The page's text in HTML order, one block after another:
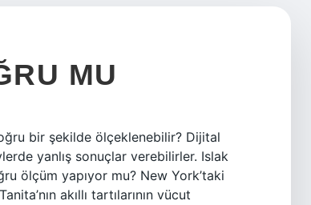
MU
bir şekilde ölçeklenebilir? Dijital
yanlış sonuçlar verebilirler. Islak
ölçüm yapıyor mu? New York’taki
akıllı tartılarının vücut